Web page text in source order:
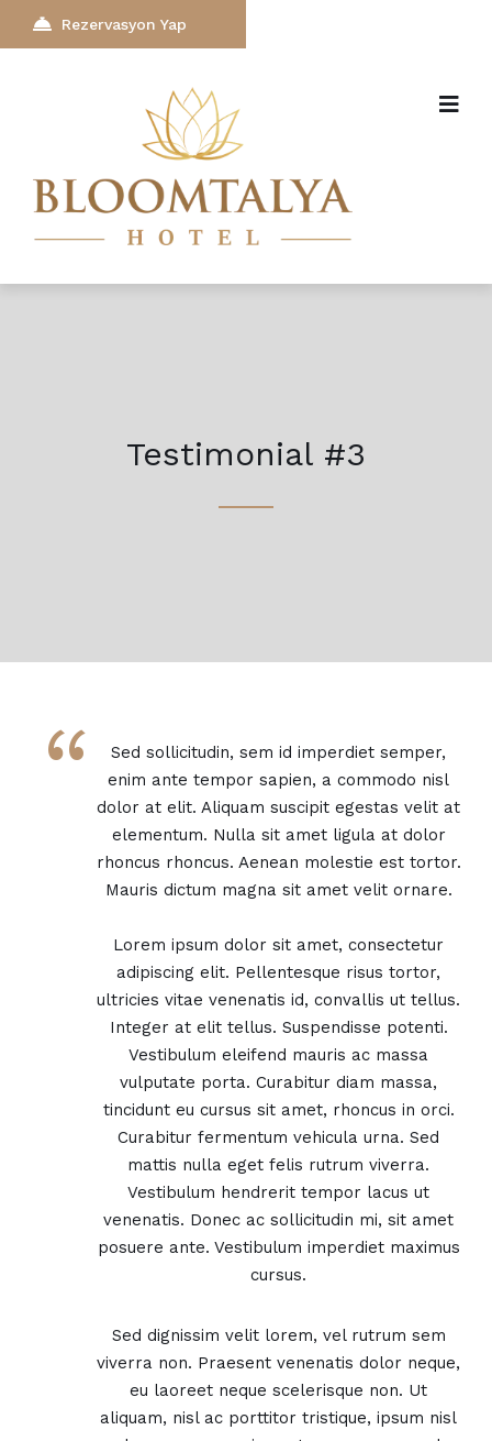
Rezervasyon Yap
Testimonial #3
“
Sed sollicitudin, sem id imperdiet semper,
enim ante tempor sapien, a commodo nisl
dolor at elit. Aliquam suscipit egestas velit at
elementum. Nulla sit amet ligula at dolor
rhoncus rhoncus. Aenean molestie est tortor.
Mauris dictum magna sit amet velit ornare.
Lorem ipsum dolor sit amet, consectetur
adipiscing elit. Pellentesque risus tortor,
ultricies vitae venenatis id, convallis ut tellus.
Integer at elit tellus. Suspendisse potenti.
Vestibulum eleifend mauris ac massa
vulputate porta. Curabitur diam massa,
tincidunt eu cursus sit amet, rhoncus in orci.
Curabitur fermentum vehicula urna. Sed
mattis nulla eget felis rutrum viverra.
Vestibulum hendrerit tempor lacus ut
venenatis. Donec ac sollicitudin mi, sit amet
posuere ante. Vestibulum imperdiet maximus
cursus.
Sed dignissim velit lorem, vel rutrum sem
viverra non. Praesent venenatis dolor neque,
eu laoreet neque scelerisque non. Ut
aliquam, nisl ac porttitor tristique, ipsum nisl